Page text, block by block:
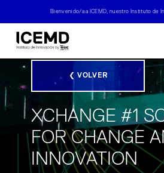
Bienvenido/a a ICEMD, nuestro Instituto de
❮ VOLVER
XCHANGE #1
FOR CHANGE
INNOVATION